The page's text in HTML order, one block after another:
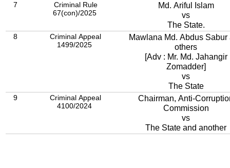
7
Criminal Rule
67(con)/2025
Md. Ariful Islam
vs
The State.
8
Criminal Appeal
1499/2025
Mawlana Md. Abdus Sabur
others
[Adv : Mr. Md. Jahangir
Zomadder]
vs
The State
9
Criminal Appeal
4100/2024
Chairman, Anti-
Commission
vs
The State and another